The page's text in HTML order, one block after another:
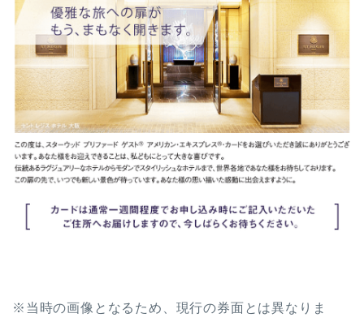
※当時の画像となるため、現行の券面とは異なりま